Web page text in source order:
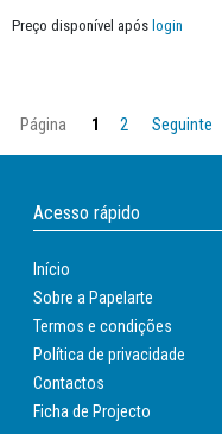
Preço disponível após login
Página 1 2 Seguinte
Acesso rápido
Início
Sobre a Papelarte
Termos e condições
Política de privacidade
Contactos
Ficha de Projecto